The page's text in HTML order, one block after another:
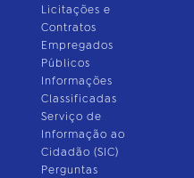
Licitações e
Contratos
Empregados
Públicos
Informações
Classificadas
Serviço de
Informação ao
Cidadão (SIC)
Perguntas